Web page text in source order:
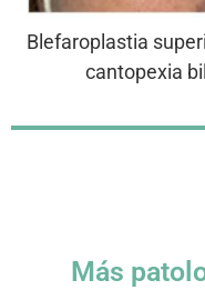
Blefaroplastia
cantopexia
Más